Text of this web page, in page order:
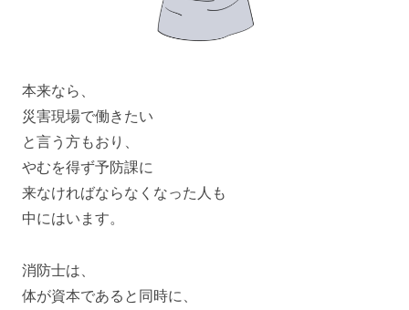
本来なら、
災害現場で働きたい
と言う方もおり、
やむを得ず予防課に
来なければならなくなった人も
中にはいます。
消防士は、
体が資本であると同時に、